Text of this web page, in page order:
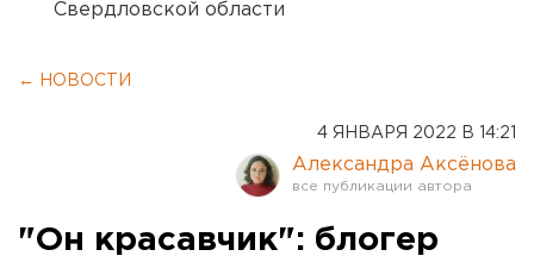
Свердловской области
← НОВОСТИ
4 ЯНВАРЯ 2022 В 14:21
Александра Аксёнова
"Он красавчик": блогер